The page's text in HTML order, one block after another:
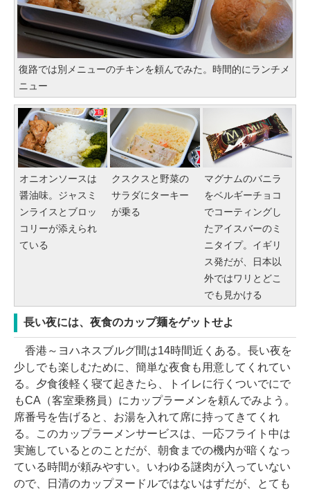
復路では別メニューのチキンを頼んでみた。時間的にランチメ
ニュー
オニオンソースは
醤油味。ジャスミ
ンライスとブロッ
コリーが添えられ
ている
クスクスと野菜の
サラダにターキー
が乗る
マグナムのバニラ
をベルギーチョコ
でコーティングし
たアイスバーのミ
ニタイプ。イギリ
ス発だが、日本以
外ではワリとどこ
でも見かける
長い夜には、夜食のカップ麺をゲットせよ
香港～ヨハネスブルグ間は14時間近くある。長い夜を
少しでも楽しむために、簡単な夜食も用意してくれてい
る。夕食後軽く寝て起きたら、トイレに行くついでにで
もCA（客室乗務員）にカップラーメンを頼んでみよう。
席番号を告げると、お湯を入れて席に持ってきてくれ
る。このカップラーメンサービスは、一応フライト中は
実施しているとのことだが、朝食までの機内が暗くなっ
ている時間が頼みやすい。いわゆる謎肉が入っていない
ので、日清のカップヌードルではないはずだが、とても